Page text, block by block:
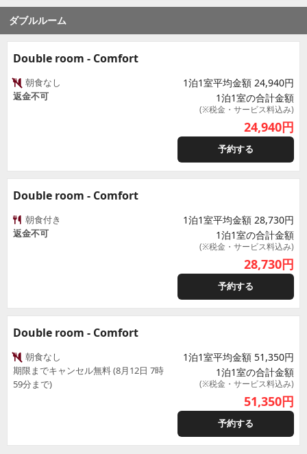
ダブルルーム
Double room - Comfort
朝食なし
返金不可
1泊1室平均金額 24,940円
1泊1室の合計金額
(※税金・サービス料込み)
24,940円
予約する
Double room - Comfort
朝食付き
返金不可
1泊1室平均金額 28,730円
1泊1室の合計金額
(※税金・サービス料込み)
28,730円
予約する
Double room - Comfort
朝食なし
期限までキャンセル無料 (8月12日 7時
59分まで)
1泊1室平均金額 51,350円
1泊1室の合計金額
(※税金・サービス料込み)
51,350円
予約する